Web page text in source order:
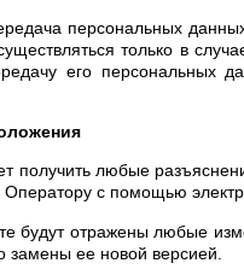
персональных
только в
его персональных
получить любые
Оператору с помощью
будут отражены любые
замены ее новой версией.